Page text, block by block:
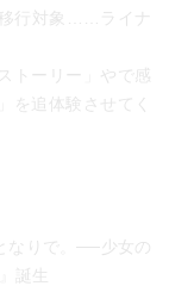
行対象……ライナ
トーリー」やで感
を追体験させてく
なりで。──少女の
誕生